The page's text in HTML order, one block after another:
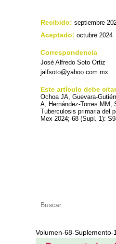
Recibido: septiembre
Aceptado: octubre 2024
Correspondencia
José Alfredo Soto Ortiz
jalfsoto@yahoo.com.mx
Este artículo debe
Ochoa JA, Guevara-
A, Hernández-Torres MM,
Tuberculosis primaria del
Mex 2024; 68 (Supl. 1):
Volumen-68-Suplemento-